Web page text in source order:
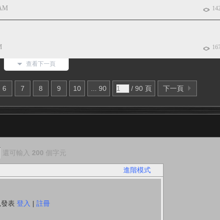
查看下一頁
6 7 8 9 10 ... 90 / 90 頁 下一頁
還可輸入 200 個字元
進階模式
表 登入 | 註冊